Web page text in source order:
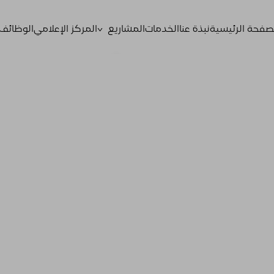
الرئيسيةنبذة عنا الخدمات المشاريع ^ المركز الإعلامي